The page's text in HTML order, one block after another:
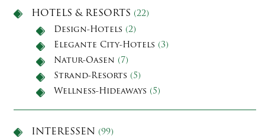
HOTELS & RESORTS (22)
Design-Hotels (2)
Elegante City-Hotels (3)
Natur-Oasen (7)
Strand-Resorts (5)
Wellness-Hideaways (5)
INTERESSEN (99)